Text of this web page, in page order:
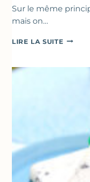
Sur le même
mais on…
LIRE LA SUITE COMME
À